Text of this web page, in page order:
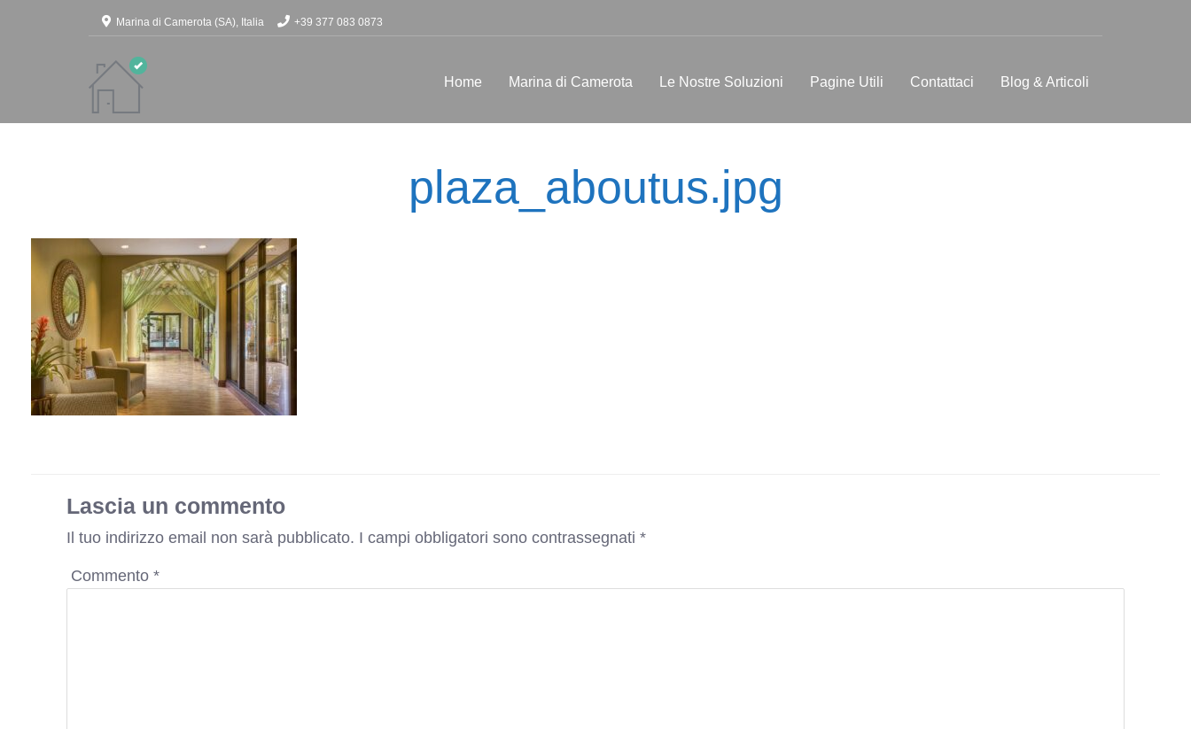
Marina di Camerota (SA), Italia +39 377 083 0873
Home Marina di Camerota Le Nostre Soluzioni Pagine Utili Contattaci Blog & Articoli
plaza_aboutus.jpg
Lascia un commento
Il tuo indirizzo email non sarà pubblicato. I campi obbligatori sono contrassegnati *
Commento *